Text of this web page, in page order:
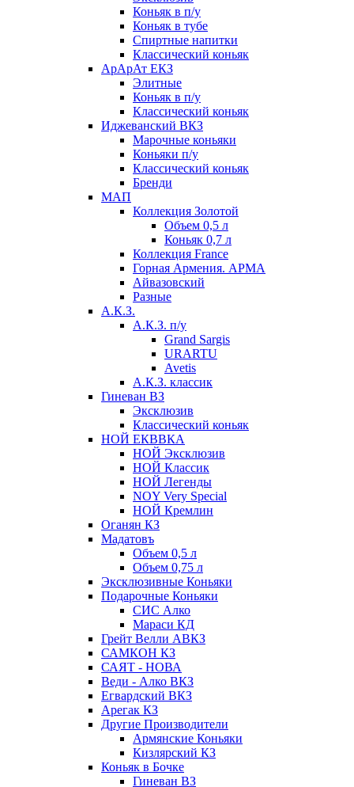
Коньяк в п/у
Коньяк в тубе
Спиртные напитки
Классический коньяк
АрАрАт ЕКЗ
Элитные
Коньяк в п/у
Классический коньяк
Иджеванский ВКЗ
Марочные коньяки
Коньяки п/у
Классический коньяк
Бренди
МАП
Коллекция Золотой
Объем 0,5 л
Коньяк 0,7 л
Коллекция France
Горная Армения. АРМА
Айвазовский
Разные
А.К.З.
А.К.З. п/у
Grand Sargis
URARTU
Avetis
А.К.З. классик
Гиневан ВЗ
Эксклюзив
Классический коньяк
НОЙ ЕКВВКА
НОЙ Эксклюзив
НОЙ Классик
НОЙ Легенды
NOY Very Speсial
НОЙ Кремлин
Оганян КЗ
Мадатовъ
Объем 0,5 л
Объем 0,75 л
Эксклюзивные Коньяки
Подарочные Коньяки
СИС Алко
Мараси КД
Грейт Велли АВКЗ
САМКОН КЗ
САЯТ - НОВА
Веди - Алко ВКЗ
Егвардский ВКЗ
Арегак КЗ
Другие Производители
Армянские Коньяки
Кизлярский КЗ
Коньяк в Бочке
Гиневан ВЗ